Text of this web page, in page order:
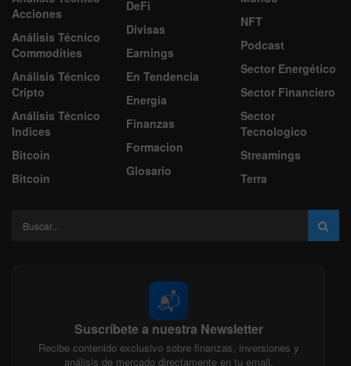
Acciones
Análisis Técnico
Commodities
Análisis Técnico
Cripto
Análisis Técnico
Indices
Bitcoin
Bitcoin
DeFi
Divisas
Earnings
En Tendencia
Energía
Finanzas
Formacion
Glosario
NFT
Podcast
Sector Energético
Sector Financiero
Sector
Tecnologico
Streamings
Terra
📬
Suscríbete a nuestra Newsletter
Recibe contenido exclusivo sobre finanzas, inversiones y
análisis de mercado directamente en tu email.